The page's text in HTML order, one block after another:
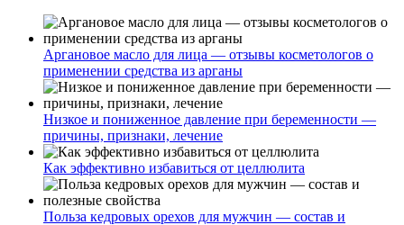
Аргановое масло для лица — отзывы косметологов о
применении средства из арганы
Низкое и пониженное давление при беременности —
причины, признаки, лечение
Как эффективно избавиться от целлюлита
Польза кедровых орехов для мужчин — состав и